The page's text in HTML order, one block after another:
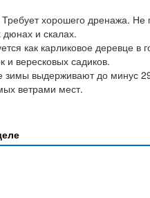
хорошего дренажа.
и скалах.
как карликовое деревце в
и вересковых садиков.
зимы выдерживают до минус
ветрами мест.